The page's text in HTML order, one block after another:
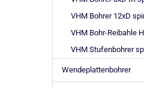
VHM Bohrer 12xD
VHM Bohr-Reibahle
VHM Stufenbohrer
Wendeplattenbohrer